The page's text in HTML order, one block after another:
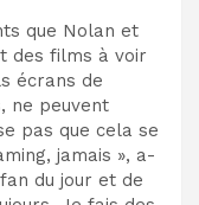
que Nolan et
des films à voir
écrans de
ne peuvent
pas que cela se
jamais », a-
du jour et de